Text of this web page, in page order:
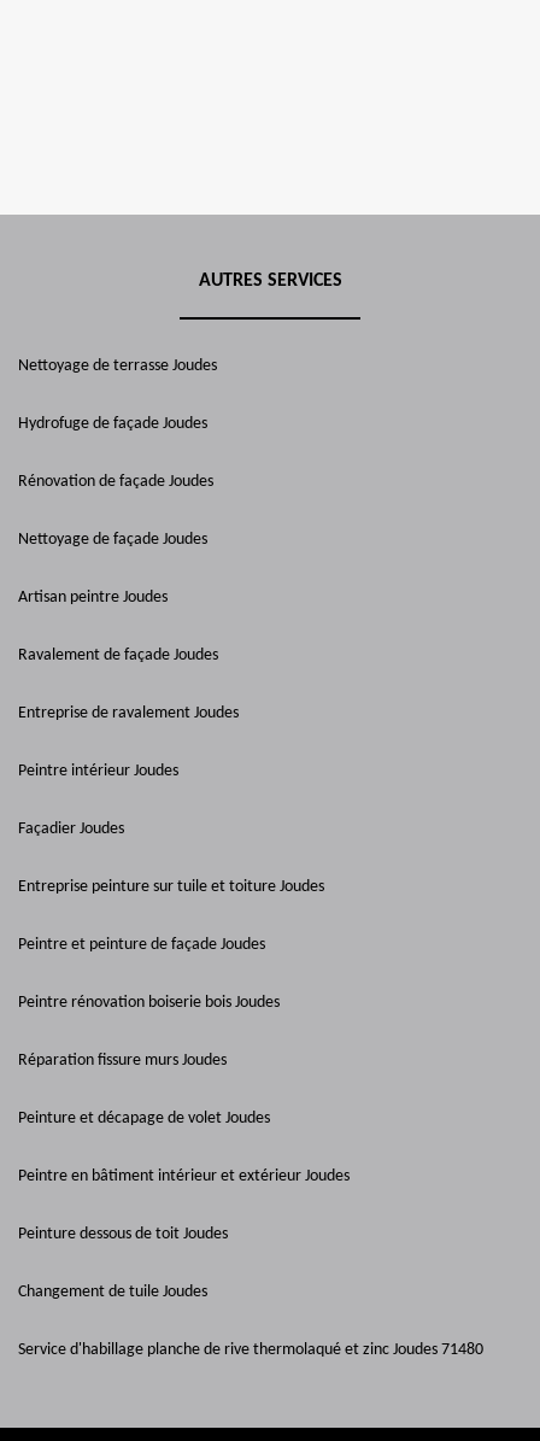
AUTRES SERVICES
Nettoyage de terrasse Joudes
Hydrofuge de façade Joudes
Rénovation de façade Joudes
Nettoyage de façade Joudes
Artisan peintre Joudes
Ravalement de façade Joudes
Entreprise de ravalement Joudes
Peintre intérieur Joudes
Façadier Joudes
Entreprise peinture sur tuile et toiture Joudes
Peintre et peinture de façade Joudes
Peintre rénovation boiserie bois Joudes
Réparation fissure murs Joudes
Peinture et décapage de volet Joudes
Peintre en bâtiment intérieur et extérieur Joudes
Peinture dessous de toit Joudes
Changement de tuile Joudes
Service d'habillage planche de rive thermolaqué et zinc Joudes 71480